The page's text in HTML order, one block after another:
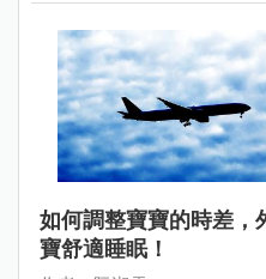
如何調整寶寶的時差，
寶舒適睡眠！